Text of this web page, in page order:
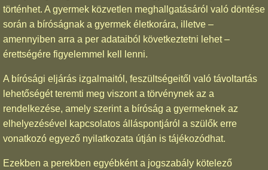
történhet. A gyermek közvetlen meghallgatásáról való döntése
során a bíróságnak a gyermek életkorára, illetve –
amennyiben arra a per adataiból következtetni lehet –
érettségére figyelemmel kell lenni.
A bírósági eljárás izgalmaitól, feszültségeitől való távoltartás
lehetőségét teremti meg viszont a törvénynek az a
rendelkezése, amely szerint a bíróság a gyermeknek az
elhelyezésével kapcsolatos álláspontjáról a szülők erre
vonatkozó egyező nyilatkozata útján is tájékozódhat.
Ezekben a perekben egyébként a jogszabály kötelező